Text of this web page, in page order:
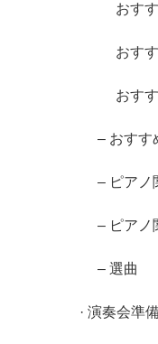
おす
おす
おす
– おすす
– ピアノ
– ピアノ
– 選曲
· 演奏会準